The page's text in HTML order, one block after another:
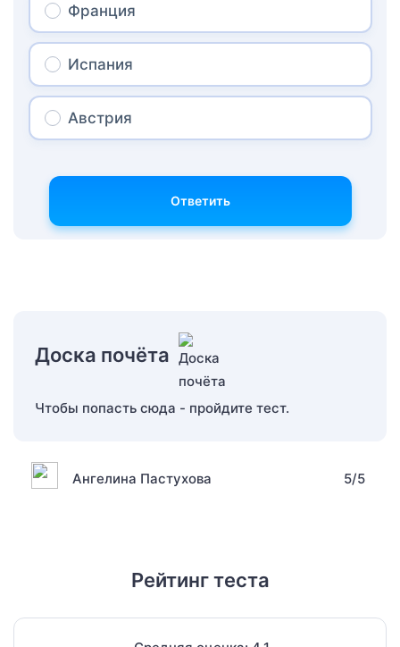
Франция
Испания
Австрия
Ответить
Доска почёта
Чтобы попасть сюда - пройдите тест.
Ангелина Пастухова 5/5
Рейтинг теста